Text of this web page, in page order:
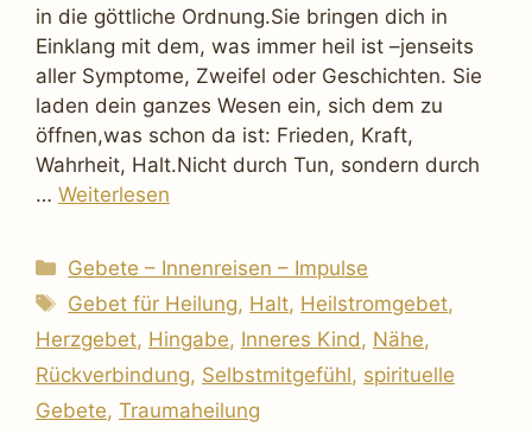
in die göttliche Ordnung.Sie bringen dich in
Einklang mit dem, was immer heil ist –jenseits
aller Symptome, Zweifel oder Geschichten. Sie
laden dein ganzes Wesen ein, sich dem zu
öffnen,was schon da ist: Frieden, Kraft,
Wahrheit, Halt.Nicht durch Tun, sondern durch
… Weiterlesen
Kategorien
Gebete – Innenreisen – Impulse
Schlagwörter
Gebet für Heilung, Halt, Heilstromgebet,
Herzgebet, Hingabe, Inneres Kind , Nähe,
Rückverbindung, Selbstmitgefühl, spirituelle
Gebete, Traumaheilung